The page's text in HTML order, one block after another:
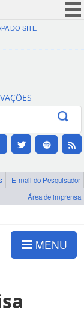
(COVID-19)
Canais
DO SITE
E-mail do Pesquisador
Área de imprensa
MENU